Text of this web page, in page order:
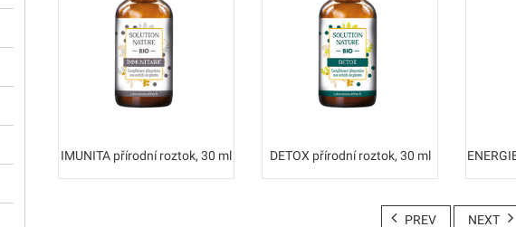
IMUNITA přírodní roztok, 30 ml DETOX přírodní roztok, 30 ml
PREV NEXT